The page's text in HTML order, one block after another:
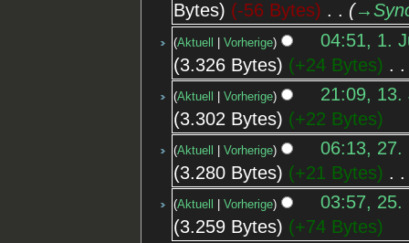
Bytes
-56 Bytes
Aktuell Vorherige
04:51, 1.
3.326 Bytes
+24 Bytes
Aktuell Vorherige
21:09, 13.
3.302 Bytes
+22 Bytes
Aktuell Vorherige
06:13, 27.
3.280 Bytes
+21 Bytes
Aktuell Vorherige
03:57, 25.
3.259 Bytes
+74 Bytes